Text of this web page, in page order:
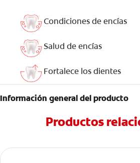
Condiciones de encías
Salud de encías
Fortalece los dientes
Información general del producto
Productos